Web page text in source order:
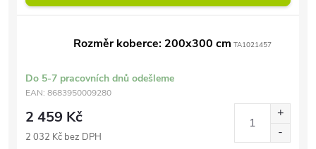
Rozměr koberce: 200x300 cm TA1021457
Do 5-7 pracovních dnů odešleme
EAN: 8683950009280
2 459 Kč
2 032 Kč bez DPH